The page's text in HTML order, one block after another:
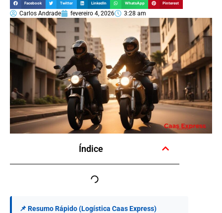
Facebook Twitter LinkedIn WhatsApp Pinterest
Carlos Andrade fevereiro 4, 2026 3:28 am
Índice
📌 Resumo Rápido (Logística Caas Express)